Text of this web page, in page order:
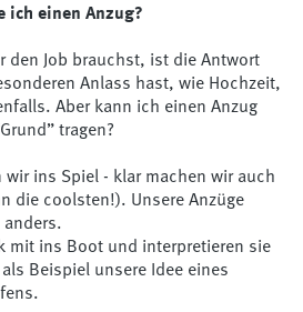
ich einen Anzug?
den Job brauchst, ist die Antwort
Anlass hast, wie Hochzeit,
Aber kann ich einen Anzug
tragen?
wir ins Spiel - klar machen wir auch
die coolsten!). Unsere Anzüge
anders.
mit ins Boot und interpretieren sie
Beispiel unsere Idee eines